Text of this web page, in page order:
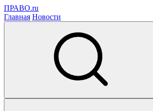
ПРАВО.ru
Главная Новости